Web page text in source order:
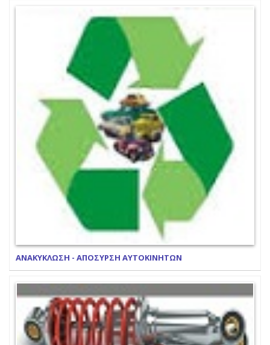
ΑΝΑΚΥΚΛΩΣΗ - ΑΠΟΣΥΡΣΗ ΑΥΤΟΚΙΝΗΤΩΝ